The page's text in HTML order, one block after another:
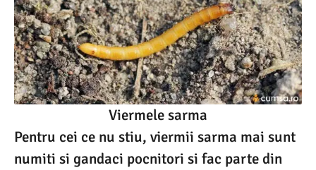
Viermele sarma
Pentru cei ce nu stiu, viermii sarma mai sunt
numiti si gandaci pocnitori si fac parte din